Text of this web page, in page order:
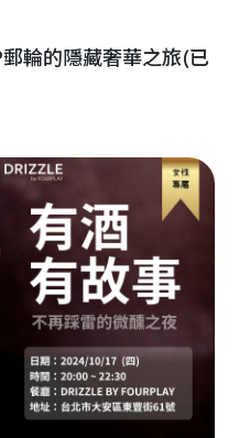
輪的隱藏奢華之旅(已